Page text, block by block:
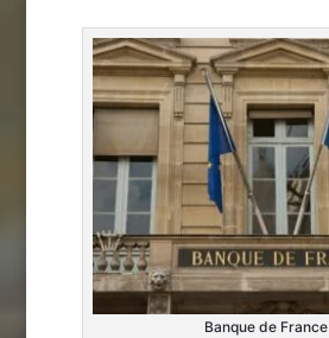
Banque de France